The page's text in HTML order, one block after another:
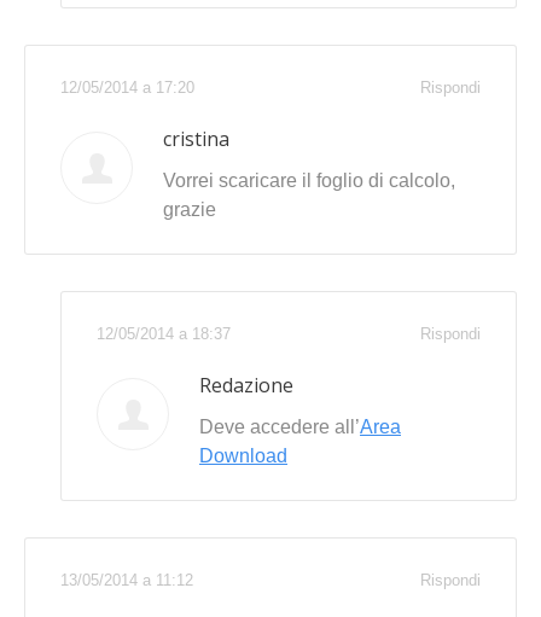
Rispondi
12/05/2014 a 17:20
cristina
Vorrei scaricare il foglio di calcolo,
grazie
Rispondi
12/05/2014 a 18:37
Redazione
Deve accedere all’Area
Download
Rispondi
13/05/2014 a 11:12